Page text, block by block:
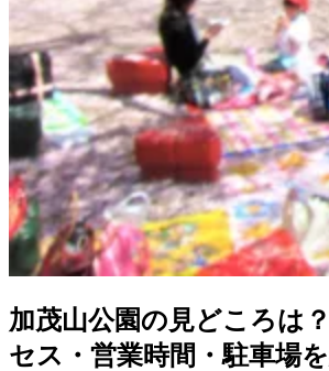
加茂山公園の見どころは
セス・営業時間・駐車場